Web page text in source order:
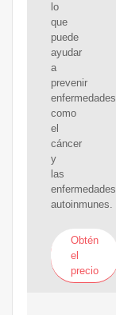
lo
que
puede
ayudar
a
prevenir
enfermedades
como
el
cáncer
y
las
enfermedades
autoinmunes.
Obtén
el
precio